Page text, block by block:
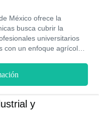
México ofrece la
busca cubrir la
universitarios
un enfoque agrícola,
y